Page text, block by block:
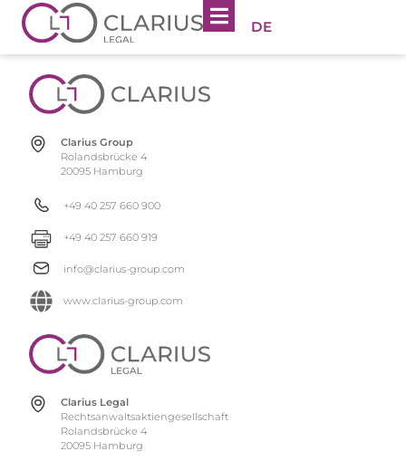
DE
Clarius Group
Rolandsbrücke 4
20095 Hamburg
+49 40 257 660 900
+49 40 257 660 919
info@clarius-group.com
www.clarius-group.com
Clarius Legal
Rechtsanwaltsaktiengesellschaft
Rolandsbrücke 4
20095 Hamburg